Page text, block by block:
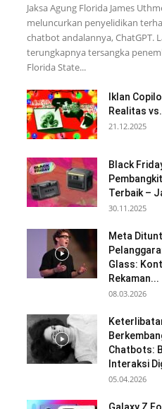
Jaksa Agung Florida James
meluncurkan penyelidikan
chatbot andalannya, ChatGPT.
terungkapnya tersangka
Florida State...
Iklan
Realitas
21.12.2025
Black
Terbaik –
30.11.2025
Meta
Glass:
Rekaman...
08.03.2026
Chatbots:
Interaksi
05.04.2026